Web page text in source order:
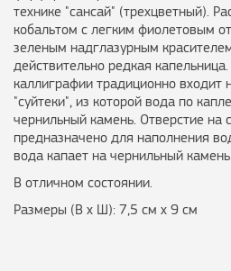
технике "сансай" (трехцветный).
кобальтом с легким фиолетовым
зеленым надглазурным
действительно редкая
каллиграфии традиционно входит
"суйтеки", из которой вода по
чернильный камень. Отверстие на
предназначено для наполнения
вода капает на чернильный камень.
В отличном состоянии.
Размеры (В х Ш): 7,5 см х 9 см